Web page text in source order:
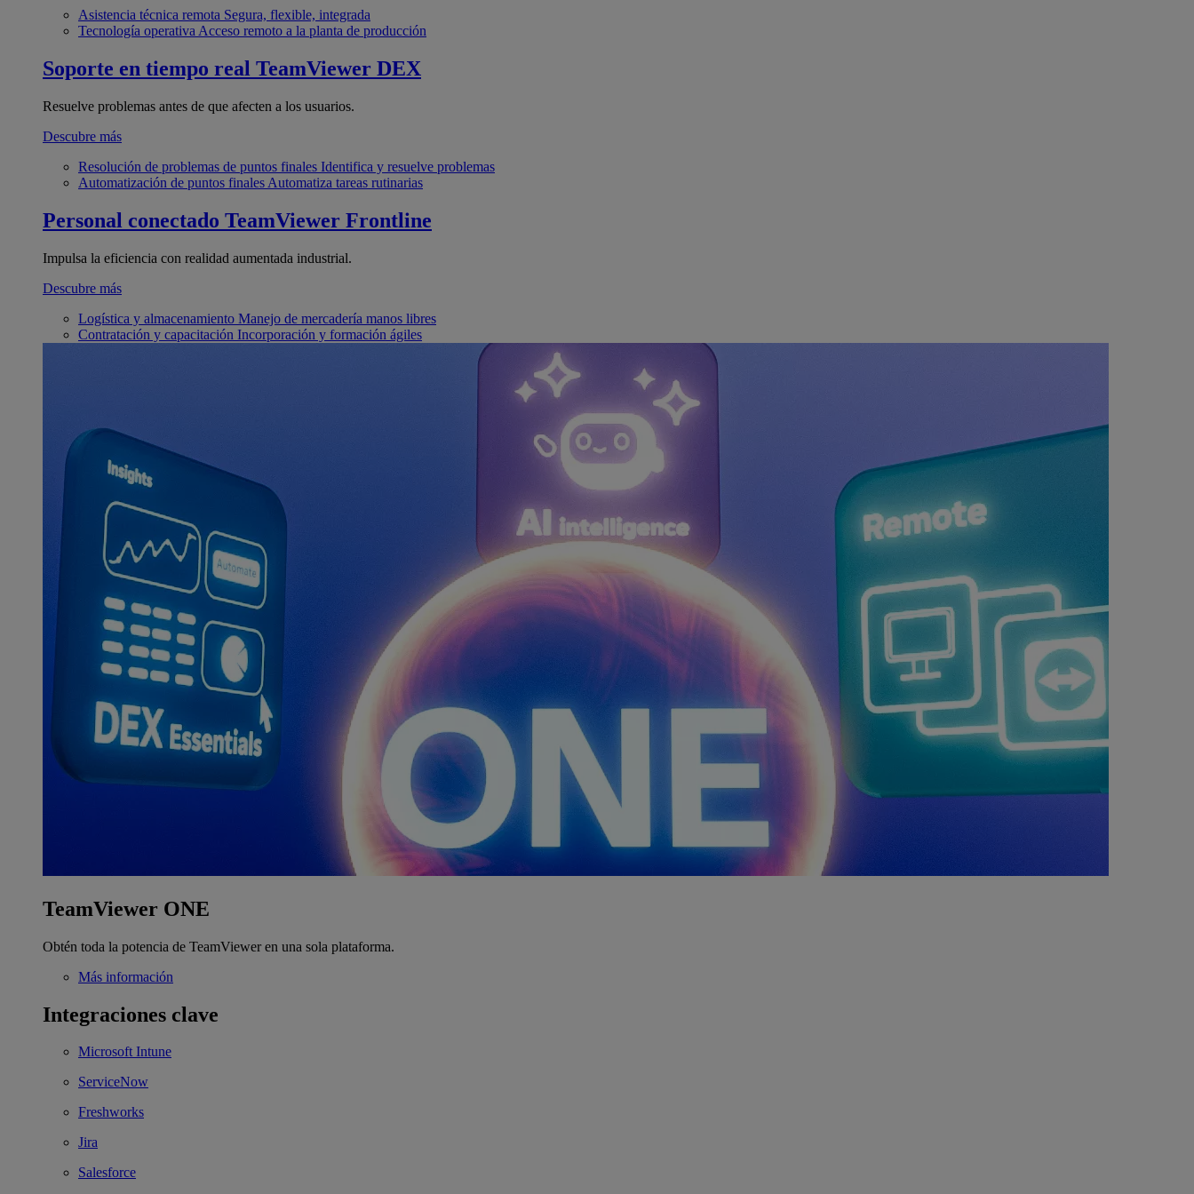
Asistencia técnica remota Segura, flexible, integrada
Tecnología operativa Acceso remoto a la planta de producción
Soporte en tiempo real TeamViewer DEX
Resuelve problemas antes de que afecten a los usuarios.
Descubre más
Resolución de problemas de puntos finales Identifica y resuelve problemas
Automatización de puntos finales Automatiza tareas rutinarias
Personal conectado TeamViewer Frontline
Impulsa la eficiencia con realidad aumentada industrial.
Descubre más
Logística y almacenamiento Manejo de mercadería manos libres
Contratación y capacitación Incorporación y formación ágiles
TeamViewer ONE
Obtén toda la potencia de TeamViewer en una sola plataforma.
Más información
Integraciones clave
Microsoft Intune
ServiceNow
Freshworks
Jira
Salesforce